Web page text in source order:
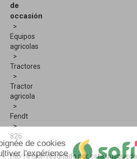
de
occasión
Equipos
agricolas
Tractores
Tractor
agricola
Fendt
826
Hay ningun resultado por esta busqueda